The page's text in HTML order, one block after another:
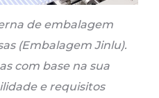
de embalagem
(Embalagem Jinlu).
com base na sua
e requisitos